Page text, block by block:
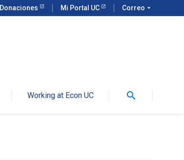
Donaciones Mi Portal UC Correo arrow_drop_down
Working at Econ UC search